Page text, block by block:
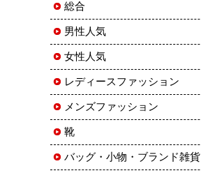
総合
男性人気
女性人気
レディースファッション
メンズファッション
靴
バッグ・小物・ブランド雑貨